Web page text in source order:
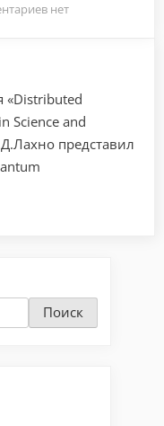
к
bioinformatics
нет
«Distributed
Science and
представил
Поиск